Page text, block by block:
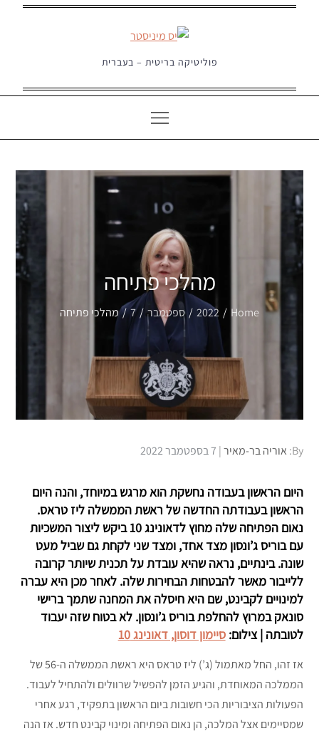
פוליטיקה בריטית – בעברית
מהלכי פתיחה
Home
2022 ספטמבר 7 מהלכי פתיחה
By: אוריה בר-מאיר Posted
7 בספטמבר 2022
היום הראשון בעבודה נחשקת הוא מרגש במיוחד, והנה היום
הראשון בעבודתה החדשה של ראשת הממשלה ליז טראס.
נאום הפתיחה שלה מחוץ לדאונינג 10 ביקש ליצור המשכיות
עם בוריס ג’ונסון מצד אחד, ומצד שני לקחת גם שביל מעט
שונה. בינתיים, נראה שהיא עובדת על תכנית שיותר קרובה
ללייבור מאשר להבטחות הבחירות שלה. לאחר מכן היא עברה
למינויים לקבינט, שם היא חיסלה את המחנה שתמך ברישי
סונאק במרוץ להחלפת בוריס ג’ונסון. לא בטוח שזה יעבוד
לטובתה | צילום:סיימון דוסון, דאונינג 10
אז זהו, החל מאתמול (ג’) ליז טראס היא ראשת הממשלה ה-56 של
הממלכה המאוחדת, והגיע הזמן להפשיל שרוולים ולהתחיל לעבוד.
הפעולות הציבוריות הכי חשובות ביום הראשון בתפקיד, רגע אחרי
שמסיימים אצל המלכה, הן נאום הפתיחה ומינוי קבינט חדש. אז הנה